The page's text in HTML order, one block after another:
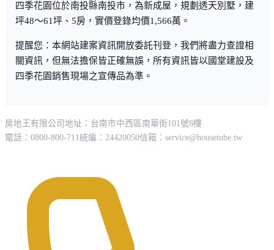
四季花園位於南投縣南投市，為新成屋，規劃透天別墅，建
坪48～61坪、5房，實價登錄均價1,566萬。
提醒您：本網站建案資訊開放委託刊登，我們將盡力查證相
關資訊，但無法擔保皆正確無誤，所有資訊皆以國堂建設及
四季花園銷售現場之宣傳品為準。
房地王有限公司 地址：台南市中西區南華街101號8樓
電話：0800-800-711統編：24420050信箱： service@housetube.tw